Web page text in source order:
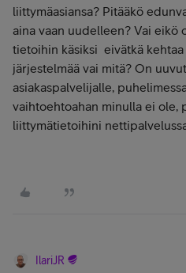
liittymäasiansa? Pitääkö
aina vaan uudelleen? Vai eikö
tietoihin käsiksi eivätkä kehtaa
järjestelmää vai mitä? On
asiakaspalvelijalle,
vaihtoehtoahan minulla ei ole,
liittymätietoihini
IlariJR